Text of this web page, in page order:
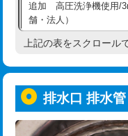
業)
給水管工事※（塩ビ管（
用/3ｍまで)
用（追加）/3ｍ超え)
給水管工事※（ライニ
追加 高圧洗浄機使用/
舗・法人）
高度高圧洗浄換
トーラー機使用/3mまで
追加トーラー機使用/3m
上記の表をスクロール
排水口 排水管